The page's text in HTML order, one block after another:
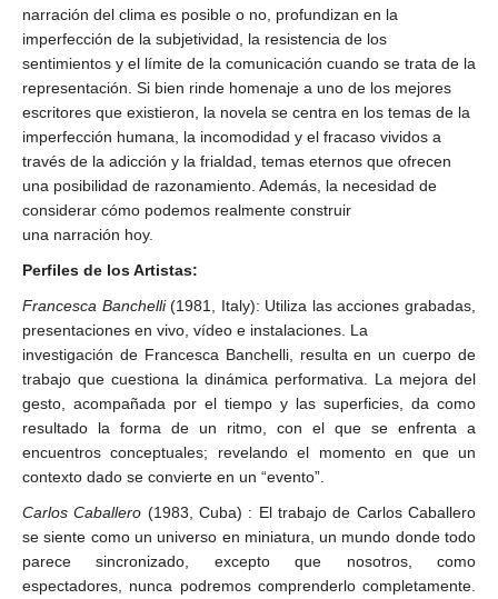
narración del clima es posible o no, profundizan en la
imperfección de la subjetividad, la resistencia de los
sentimientos y el límite de la comunicación cuando se trata de la
representación. Si bien rinde homenaje a uno de los mejores
escritores que existieron, la novela se centra en los temas de la
imperfección humana, la incomodidad y el fracaso vividos a
través de la adicción y la frialdad, temas eternos que ofrecen
una posibilidad de razonamiento. Además, la necesidad de
considerar cómo podemos realmente construir
una narración hoy.
Perfiles de los Artistas:
Francesca Banchelli(1981, Italy): Utiliza las acciones grabadas,
presentaciones en vivo, vídeo e instalaciones. La
investigación de Francesca Banchelli, resulta en un cuerpo de
trabajo que cuestiona la dinámica performativa. La mejora del
gesto, acompañada por el tiempo y las superficies, da como
resultado la forma de un ritmo, con el que se enfrenta a
encuentros conceptuales; revelando el momento en que un
contexto dado se convierte en un “evento”.
Carlos Caballero (1983, Cuba) : El trabajo de Carlos Caballero
se siente como un universo en miniatura, un mundo donde todo
parece sincronizado, excepto que nosotros, como
espectadores, nunca podremos comprenderlo completamente.